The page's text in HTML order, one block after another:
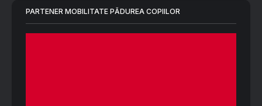
PARTENER MOBILITATE PĂDUREA COPIILOR